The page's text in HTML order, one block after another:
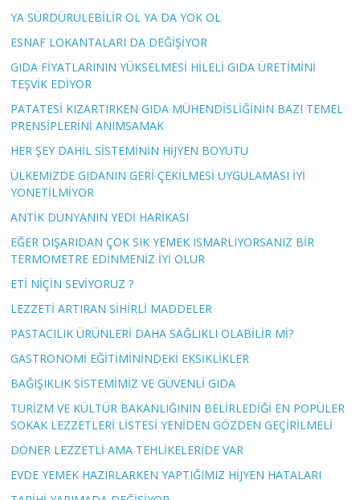
YA SÜRDÜRÜLEBİLİR OL YA DA YOK OL
ESNAF LOKANTALARI DA DEĞİŞİYOR
GIDA FİYATLARININ YÜKSELMESİ HİLELİ GIDA ÜRETİMİNİ
TEŞVİK EDİYOR
PATATESİ KIZARTIRKEN GIDA MÜHENDİSLİĞİNİN BAZI TEMEL
PRENSİPLERİNİ ANIMSAMAK
HER ŞEY DAHİL SİSTEMİNİN HİJYEN BOYUTU
ÜLKEMİZDE GIDANIN GERİ ÇEKİLMESİ UYGULAMASI İYİ
YÖNETİLMİYOR
ANTİK DÜNYANIN YEDİ HARİKASI
EĞER DIŞARIDAN ÇOK SIK YEMEK ISMARLIYORSANIZ BİR
TERMOMETRE EDİNMENİZ İYİ OLUR
ETİ NİÇİN SEVİYORUZ ?
LEZZETİ ARTIRAN SİHİRLİ MADDELER
PASTACILIK ÜRÜNLERİ DAHA SAĞLIKLI OLABİLİR Mİ?
GASTRONOMİ EĞİTİMİNİNDEKİ EKSİKLİKLER
BAĞIŞIKLIK SİSTEMİMİZ VE GÜVENLİ GIDA
TURİZM VE KÜLTÜR BAKANLIĞININ BELİRLEDİĞİ EN POPÜLER
SOKAK LEZZETLERİ LİSTESİ YENİDEN GÖZDEN GEÇİRİLMELİ
DÖNER LEZZETLİ AMA TEHLİKELERİDE VAR
EVDE YEMEK HAZIRLARKEN YAPTIĞIMIZ HİJYEN HATALARI